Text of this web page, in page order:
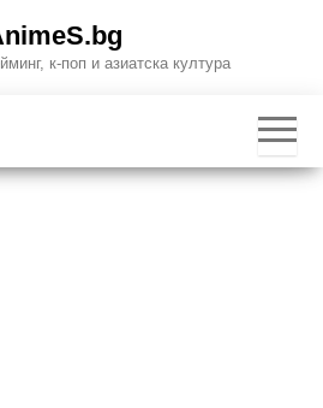
к-поп и азиатска култура